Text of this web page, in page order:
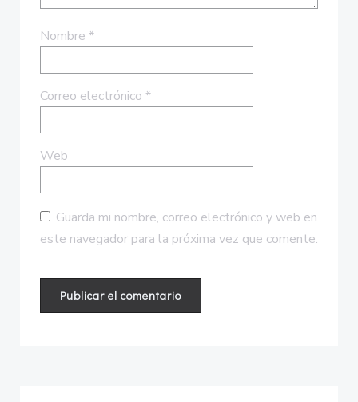
Nombre *
Correo electrónico *
Web
Guarda mi nombre, correo electrónico y web en
este navegador para la próxima vez que comente.